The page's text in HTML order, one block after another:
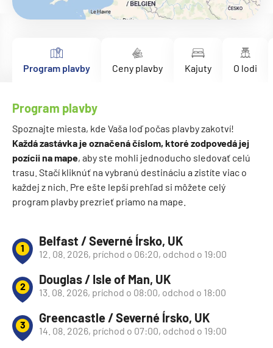
Program plavby Ceny plavby Kajuty O lodi
Program plavby
Spoznajte miesta, kde Vaša loď počas plavby zakotví!
Každá zastávka je označená číslom, ktoré zodpovedá jej
pozícii na mape, aby ste mohli jednoducho sledovať celú
trasu. Stačí kliknúť na vybranú destináciu a zistíte viac o
každej z nich. Pre ešte lepší prehľad si môžete celý
program plavby prezrieť priamo na mape.
1 Belfast / Severné Írsko, UK
12. 08. 2026, príchod o 06:20, odchod o 19:00
2 Douglas / Isle of Man, UK
13. 08. 2026, príchod o 08:00, odchod o 18:00
3 Greencastle / Severné Írsko, UK
14. 08. 2026, príchod o 07:00, odchod o 19:00